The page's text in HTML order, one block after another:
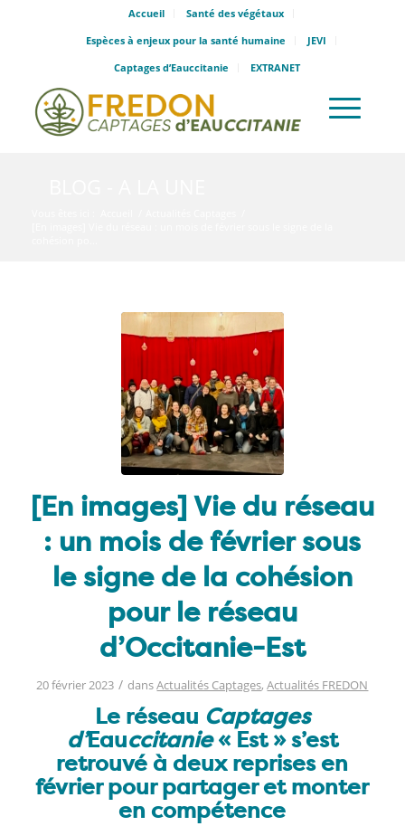
Accueil
Santé des végétaux
Espèces à enjeux pour la santé humaine
JEVI
Captages d’Eauccitanie
EXTRANET
[En images] Vie du réseau
: un mois de février sous
le signe de la cohésion
pour le réseau
d’Occitanie-Est
20 février 2023 / dansActualités Captages,Actualités FREDON
Le réseau Captages
d’Eauccitanie« Est » s’est
retrouvé à deux reprises en
février pour partager et monter
en compétence